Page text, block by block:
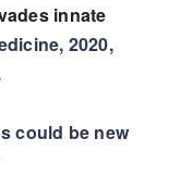
innate
2020,
could be new